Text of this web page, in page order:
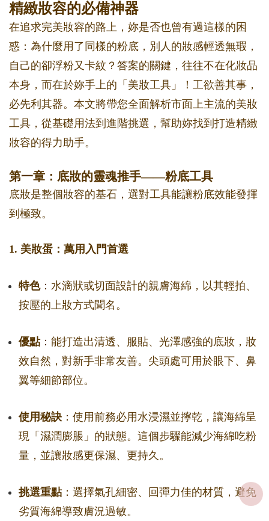
精緻妝容的必備神器
在追求完美妝容的路上，妳是否也曾有過這樣的困
惑：為什麼用了同樣的粉底，別人的妝感輕透無瑕，
自己的卻浮粉又卡紋？答案的關鍵，往往不在化妝品
本身，而在於妳手上的「美妝工具」！工欲善其事，
必先利其器。本文將帶您全面解析市面上主流的美妝
工具，從基礎用法到進階挑選，幫助妳找到打造精緻
妝容的得力助手。
第一章：底妝的靈魂推手——粉底工具
底妝是整個妝容的基石，選對工具能讓粉底效能發揮
到極致。
1. 美妝蛋：萬用入門首選
特色：水滴狀或切面設計的親膚海綿，以其輕拍、
按壓的上妝方式聞名。
優點：能打造出清透、服貼、光澤感強的底妝，妝
效自然，對新手非常友善。尖頭處可用於眼下、鼻
翼等細節部位。
使用秘訣 ：使用前務必用水浸濕並擰乾，讓海綿呈
現「濕潤膨脹」的狀態。這個步驟能減少海綿吃粉
量，並讓妝感更保濕、更持久。
挑選重點：選擇氣孔細密、回彈力佳的材質，避免
劣質海綿導致膚況過敏。